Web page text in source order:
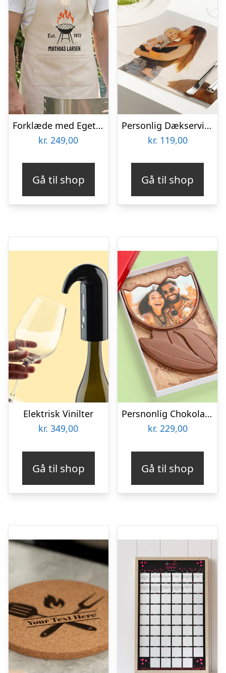
Forklæde med Eget Design
kr. 249,00
Gå til shop
Personlig Dækserviet med Billede
kr. 119,00
Gå til shop
Elektrisk Vinilter
kr. 349,00
Gå til shop
Persnonlig Chokoladeblomst med Billede
kr. 229,00
Gå til shop